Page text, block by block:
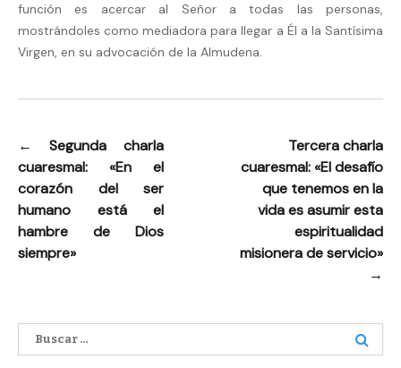
función es acercar al Señor a todas las personas,
mostrándoles como mediadora para llegar a Él a la Santísima
Virgen, en su advocación de la Almudena.
Navegación
de
entradas
←
Segunda charla
cuaresmal: «En el
corazón del ser
humano está el
hambre de Dios
siempre»
Tercera charla
cuaresmal: «El desafío
que tenemos en la
vida es asumir esta
espiritualidad
misionera de servicio»
→
Buscar: